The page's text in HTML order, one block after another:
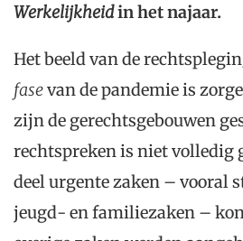
Werkelijkheidin het najaar.
Het beeld van de
fasevan de pandemie is
zijn de gerechtsgebouwen
rechtspreken is niet volledig
deel urgente zaken – vooral
jeugd- en familiezaken –